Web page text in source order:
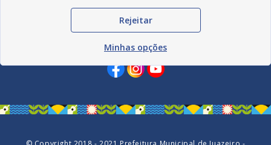
Redes Sociais
Rejeitar
Minhas opções